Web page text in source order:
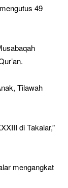
49
Tilawah
di Takalar,”
mengangkat